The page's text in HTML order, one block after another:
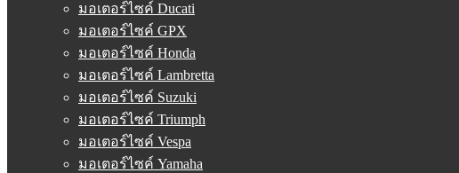
มอเตอร์ไซค์ Ducati
มอเตอร์ไซค์ GPX
มอเตอร์ไซค์ Honda
มอเตอร์ไซค์ Lambretta
มอเตอร์ไซค์ Suzuki
มอเตอร์ไซค์ Triumph
มอเตอร์ไซค์ Vespa
มอเตอร์ไซค์ Yamaha